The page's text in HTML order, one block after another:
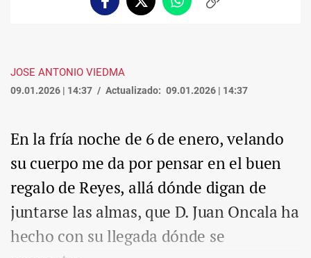
FacebookTwitterWhatsappCopiar
JOSE ANTONIO VIEDMA
09.01.2026 | 14:37 Actualizado: 09.01.2026 | 14:37
En la fría noche de 6 de enero, velando
su cuerpo me da por pensar en el buen
regalo de Reyes, allá dónde digan de
juntarse las almas, que D. Juan Oncala ha
hecho con su llegada dónde se